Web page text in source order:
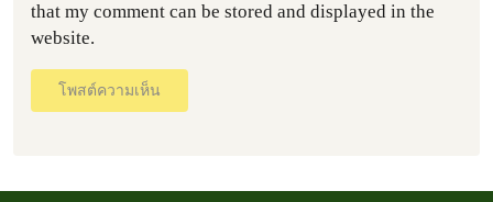
that my comment can be stored and displayed in the
website.
โพสต์ความเห็น